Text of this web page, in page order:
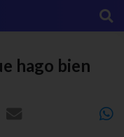
hago bien